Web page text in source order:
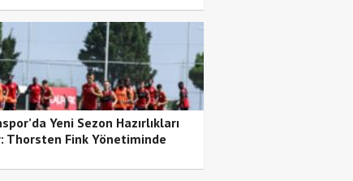
Yeni Sezon Hazırlıkları
Thorsten Fink Yönetiminde